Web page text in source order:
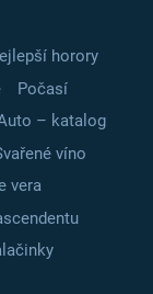
horory
Počasí
– katalog
víno
vera